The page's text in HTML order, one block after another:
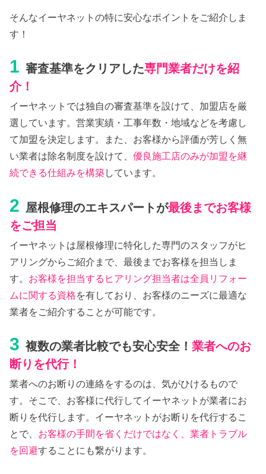
そんなイーヤネットの特に安心なポイントをご紹介しま
す！
1 審査基準をクリアした専門業者だけを紹
介！
イーヤネットでは独自の審査基準を設けて、加盟店を厳
選しています。営業実績・工事年数・地域などを考慮し
て加盟を決定します。また、お客様から評価が芳しく無
い業者は除名制度を設けて、優良施工店のみが加盟を継
続できる仕組みを構築しています。
2 屋根修理のエキスパートが最後までお客様
をご担当
イーヤネットは屋根修理に特化した専門のスタッフがヒ
アリングからご紹介まで、最後までお客様を担当しま
す。 お客様を担当するヒアリング担当者は全員リフォー
ムに関する資格を有しており、お客様のニーズに最適な
業者をご紹介することが可能です。
3 複数の業者比較でも安心安全！業者へのお
断りを代行！
業者へのお断りの連絡をするのは、気がひけるもので
す。そこで、お客様に代行してイーヤネットが業者にお
断りを代行します。イーヤネットがお断りを代行するこ
とで、 お客様の手間を省くだけではなく、業者トラブル
を回避することにも繋がります。